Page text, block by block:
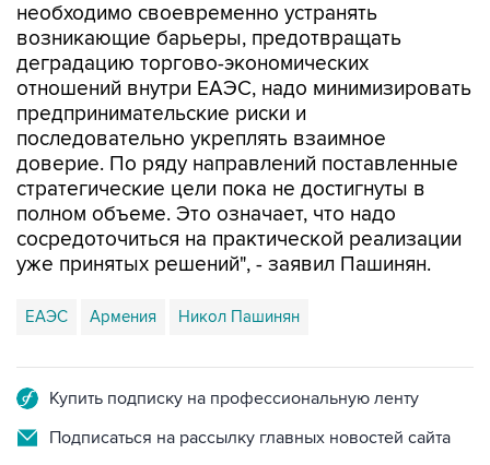
необходимо своевременно устранять
возникающие барьеры, предотвращать
деградацию торгово-экономических
отношений внутри ЕАЭС, надо минимизировать
предпринимательские риски и
последовательно укреплять взаимное
доверие. По ряду направлений поставленные
стратегические цели пока не достигнуты в
полном объеме. Это означает, что надо
сосредоточиться на практической реализации
уже принятых решений", - заявил Пашинян.
ЕАЭС Армения Никол Пашинян
Купить подписку на профессиональную ленту
Подписаться на рассылку главных новостей сайта